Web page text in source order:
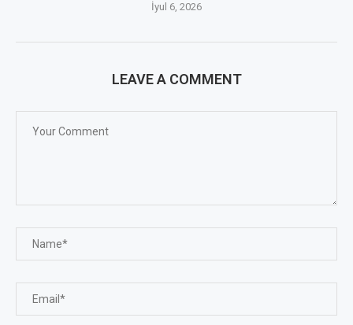
İyul 6, 2026
LEAVE A COMMENT